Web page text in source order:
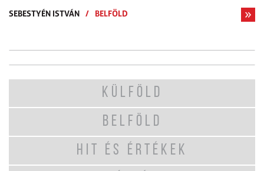
SEBESTYÉN ISTVÁN / BELFÖLD
KÜLFÖLD
BELFÖLD
HIT ÉS ÉRTÉKEK